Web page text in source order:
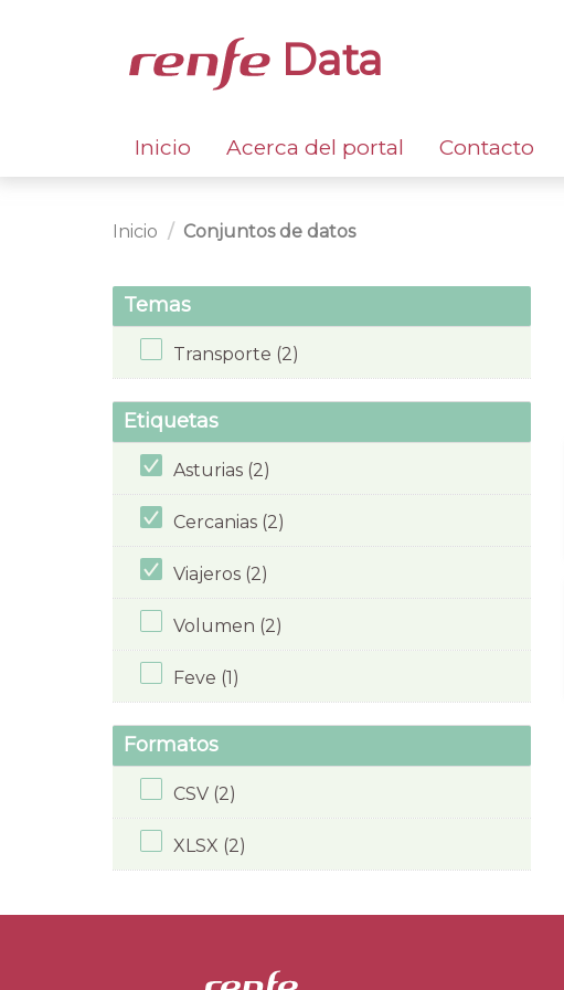
Data
Inicio Acerca del portal Contacto
Inicio Conjuntos de datos
Temas
Transporte (2)
Etiquetas
Asturias (2)
Cercanias (2)
Viajeros (2)
Volumen (2)
Feve (1)
Formatos
CSV (2)
XLSX (2)